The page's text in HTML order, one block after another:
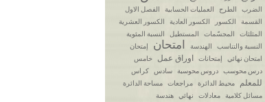
الضرب الطرح العمليات الحسابية
الفصل الاول
القسمة
الكسور الكسور العادية
الكسور العشرية
المثلثات
المجسّمات المستطيل
النسبة المئوية
النسبة والتناسب
الهندسة امتحان
إمتحان
امتحان نهائي
إمتحانات اوراق عمل
خامس
درس محوسب
دروس محوسبة سادس كراس
للمعلم محيط الدائرة مراجعات
مساحة الدائرة
مسائل كلامية
معادلات نهائي هندسة